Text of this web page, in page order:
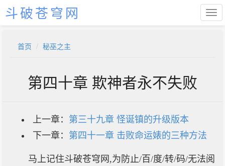
斗破苍穹网
首页 秘巫之主
第四十章 欺神者永不失败
上一章： 第三十九章 怪诞镇的升级版本
下一章： 第四十一章 击败命运婊的三种方法
马上记住斗破苍穹网,为防止/百/度/转/码/无法阅